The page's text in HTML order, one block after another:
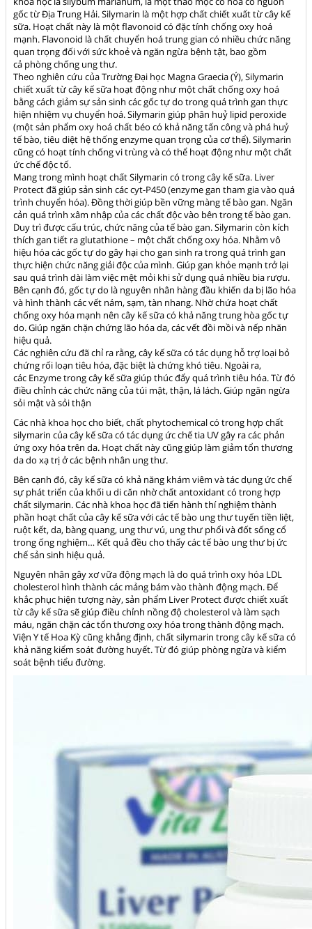
gốc từ Địa Trung Hải. Silymarin là một hợp chất chiết xuất từ cây kế
sữa. Hoạt chất này là một flavonoid có đặc tính chống oxy hoá
mạnh. Flavonoid là chất chuyển hoá trung gian có nhiều chức năng
quan trọng đối với sức khoẻ và ngăn ngừa bệnh tật, bao gồm
cả phòng chống ung thư.
Theo nghiên cứu của Trường Đại học Magna Graecia (Ý), Silymarin
chiết xuất từ cây kế sữa hoạt động như một chất chống oxy hoá
bằng cách giảm sự sản sinh các gốc tự do trong quá trình gan thực
hiện nhiệm vụ chuyển hoá. Silymarin giúp phân huỷ lipid peroxide
(một sản phẩm oxy hoá chất béo có khả năng tấn công và phá huỷ
tế bào, tiêu diệt hệ thống enzyme quan trọng của cơ thể). Silymarin
cũng có hoạt tính chống vi trùng và có thể hoạt động như một chất
ức chế độc tố.
Mang trong mình hoạt chất Silymarin có trong cây kế sữa. Liver
Protect đã giúp sản sinh các cyt-P450 (enzyme gan tham gia vào quá
trình chuyển hóa). Đồng thời giúp bền vững màng tế bào gan. Ngăn
cản quá trình xâm nhập của các chất độc vào bên trong tế bào gan.
Duy trì được cấu trúc, chức năng của tế bào gan. Silymarin còn kích
thích gan tiết ra glutathione – một chất chống oxy hóa. Nhằm vô
hiệu hóa các gốc tự do gây hại cho gan sinh ra trong quá trình gan
thực hiện chức năng giải độc của mình. Giúp gan khỏe mạnh trở lại
sau quá trình dài làm việc mệt mỏi khi sử dụng quá nhiều bia rượu.
Bên cạnh đó, gốc tự do là nguyên nhân hàng đầu khiến da bị lão hóa
và hình thành các vết nám, sạm, tàn nhang. Nhờ chứa hoạt chất
chống oxy hóa mạnh nên cây kế sữa có khả năng trung hòa gốc tự
do. Giúp ngăn chặn chứng lão hóa da, các vết đồi mồi và nếp nhăn
hiệu quả.
Các nghiên cứu đã chỉ ra rằng, cây kế sữa có tác dụng hỗ trợ loại bỏ
chứng rối loạn tiêu hóa, đặc biệt là chứng khó tiêu. Ngoài ra,
các Enzyme trong cây kế sữa giúp thúc đẩy quá trình tiêu hóa. Từ đó
điều chỉnh các chức năng của túi mật, thận, lá lách. Giúp ngăn ngừa
sỏi mật và sỏi thận
Các nhà khoa học cho biết, chất phytochemical có trong hợp chất
silymarin của cây kế sữa có tác dụng ức chế tia UV gây ra các phản
ứng oxy hóa trên da. Hoạt chất này cũng giúp làm giảm tổn thương
da do xạ trị ở các bệnh nhân ung thư.
Bên cạnh đó, cây kế sữa có khả năng khám viêm và tác dụng ức chế
sự phát triển của khối u di căn nhờ chất antoxidant có trong hợp
chất silymarin. Các nhà khoa học đã tiến hành thí nghiệm thành
phần hoạt chất của cây kế sữa với các tế bào ung thư tuyến tiền liệt,
ruột kết, da, bàng quang, ung thư vú, ung thư phổi và đốt sống cổ
trong ống nghiệm… Kết quả đều cho thấy các tế bào ung thư bị ức
chế sản sinh hiệu quả.
Nguyên nhân gây xơ vữa động mạch là do quá trình oxy hóa LDL
cholesterol hình thành các mảng bám vào thành động mạch. Để
khắc phục hiện tượng này, sản phẩm Liver Protect được chiết xuất
từ cây kế sữa sẽ giúp điều chỉnh nồng độ cholesterol và làm sạch
máu, ngăn chặn các tổn thương oxy hóa trong thành động mạch.
Viện Y tế Hoa Kỳ cũng khẳng định, chất silymarin trong cây kế sữa có
khả năng kiểm soát đường huyết. Từ đó giúp phòng ngừa và kiểm
soát bệnh tiểu đường.